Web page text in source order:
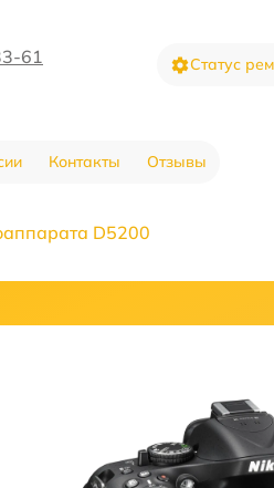
61 Статус
Контакты Отзывы
D5200